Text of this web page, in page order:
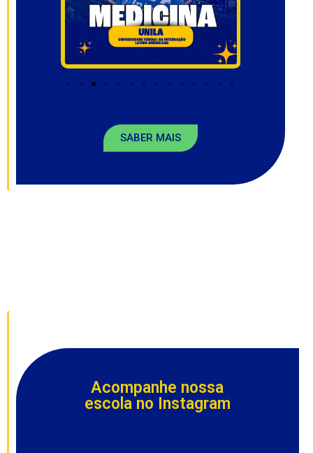
SABER MAIS
Acompanhe nossa
escola no Instagram